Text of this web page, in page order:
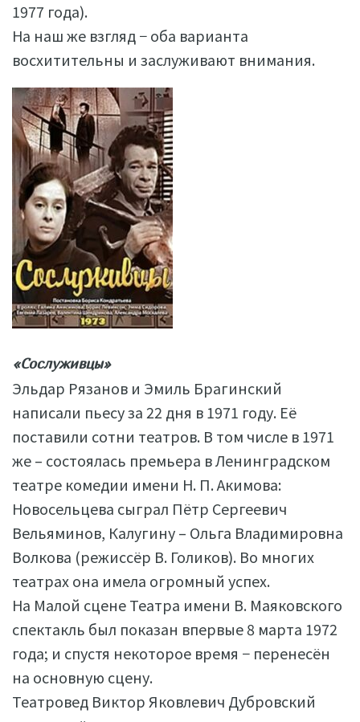
1977 года).
На наш же взгляд − оба варианта
восхитительны и заслуживают внимания.
«Сослуживцы»
Эльдар Рязанов и Эмиль Брагинский
написали пьесу за 22 дня в 1971 году. Её
поставили сотни театров. В том числе в 1971
же – состоялась премьера в Ленинградском
театре комедии имени Н. П. Акимова:
Новосельцева сыграл Пётр Сергеевич
Вельяминов, Калугину – Ольга Владимировна
Волкова (режиссёр В. Голиков). Во многих
театрах она имела огромный успех.
На Малой сцене Театра имени В. Маяковского
спектакль был показан впервые 8 марта 1972
года; и спустя некоторое время − перенесён
на основную сцену.
Театровед Виктор Яковлевич Дубровский